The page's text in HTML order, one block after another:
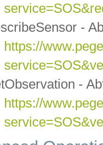
-
https://
-
https://